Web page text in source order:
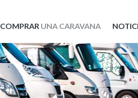
COMPRARUNA CARAVANA